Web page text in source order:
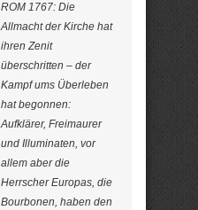
ROM 1767: Die
Allmacht der Kirche hat
ihren Zenit
überschritten – der
Kampf ums Überleben
hat begonnen:
Aufklärer, Freimaurer
und Illuminaten, vor
allem aber die
Herrscher Europas, die
Bourbonen, haben den